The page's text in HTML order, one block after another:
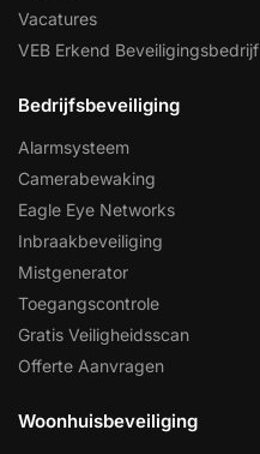
Vacatures
VEB Erkend Beveiligingsbedrijf
Bedrijfsbeveiliging
Alarmsysteem
Camerabewaking
Eagle Eye Networks
Inbraakbeveiliging
Mistgenerator
Toegangscontrole
Gratis Veiligheidsscan
Offerte Aanvragen
Woonhuisbeveiliging